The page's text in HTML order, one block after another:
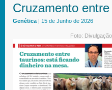
Cruzamento
Genética | 15 de Junho de 2026
Foto: